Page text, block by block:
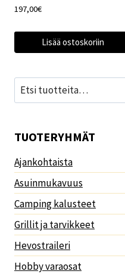
197,00€
Lisää ostoskoriin
Etsi:
TUOTERYHMÄT
Ajankohtaista
Asuinmukavuus
Camping kalusteet
Grillit ja tarvikkeet
Hevostraileri
Hobby varaosat